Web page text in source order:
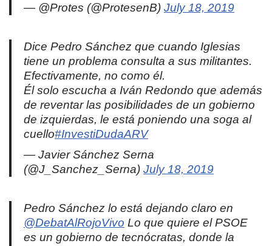
— @Protes (@ProtesenB) July 18, 2019
Dice Pedro Sánchez que cuando Iglesias
tiene un problema consulta a sus militantes.
Efectivamente, no como él.
Él solo escucha a Iván Redondo que además
de reventar las posibilidades de un gobierno
de izquierdas, le está poniendo una soga al
cuello#InvestiDudaARV
— Javier Sánchez Serna
(@J_Sanchez_Serna) July 18, 2019
Pedro Sánchez lo está dejando claro en
@DebatAlRojoVivo Lo que quiere el PSOE
es un gobierno de tecnócratas, donde la